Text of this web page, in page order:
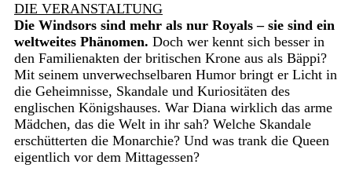
DIE VERANSTALTUNG
Die Windsors sind mehr als nur Royals – sie sind ein
weltweites Phänomen. Doch wer kennt sich besser in
den Familienakten der britischen Krone aus als Bäppi?
Mit seinem unverwechselbaren Humor bringt er Licht in
die Geheimnisse, Skandale und Kuriositäten des
englischen Königshauses. War Diana wirklich das arme
Mädchen, das die Welt in ihr sah? Welche Skandale
erschütterten die Monarchie? Und was trank die Queen
eigentlich vor dem Mittagessen?